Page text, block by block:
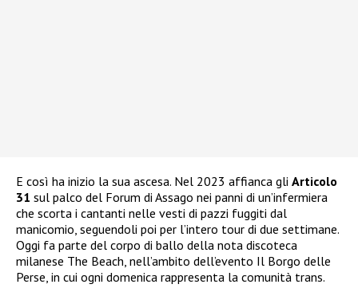
E così ha inizio la sua ascesa. Nel 2023 affianca gli Articolo
31 sul palco del Forum di Assago nei panni di un’infermiera
che scorta i cantanti nelle vesti di pazzi fuggiti dal
manicomio, seguendoli poi per l’intero tour di due settimane.
Oggi fa parte del corpo di ballo della nota discoteca
milanese The Beach, nell’ambito dell’evento Il Borgo delle
Perse, in cui ogni domenica rappresenta la comunità trans.